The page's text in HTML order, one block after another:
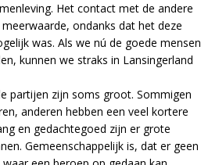
Het contact met de andere
ondanks dat het deze
was. Als we nú de goede mensen
kunnen we straks in Lansingerland
partijen zijn soms groot. Sommigen
anderen hebben een veel kortere
en gedachtegoed zijn er grote
Gemeenschappelijk is, dat er geen